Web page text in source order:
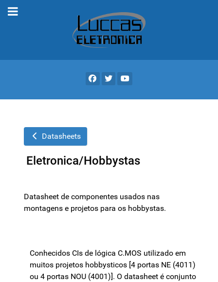
Datasheets
Eletronica/Hobbystas
Datasheet de componentes usados nas
montagens e projetos para os hobbystas.
Conhecidos CIs de lógica C.MOS utilizado em
muitos projetos hobbysticos [4 portas NE (4011)
ou 4 portas NOU (4001)]. O datasheet é conjunto